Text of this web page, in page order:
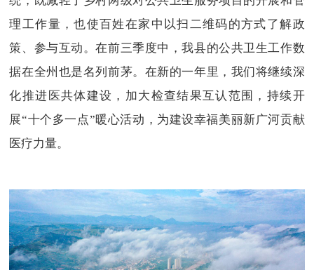
理工作量，也使百姓在家中以扫二维码的方式了解政
策、参与互动。在前三季度中，我县的公共卫生工作数
据在全州也是名列前茅。在新的一年里，我们将继续深
化推进医共体建设，加大检查结果互认范围，持续开
展“十个多一点”暖心活动，为建设幸福美丽新广河贡献
医疗力量。